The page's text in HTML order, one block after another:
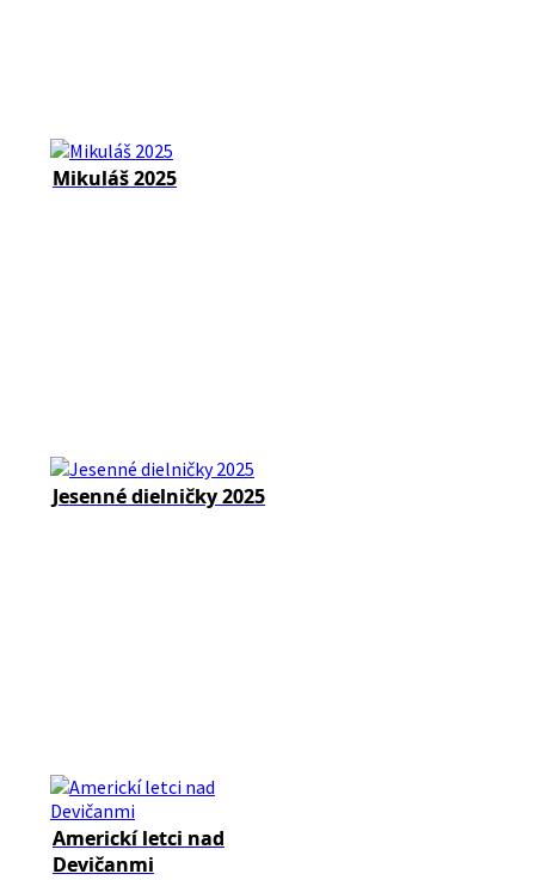
Mikuláš 2025
Jesenné dielničky 2025
Americkí letci nad
Devičanmi